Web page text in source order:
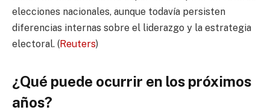
elecciones nacionales, aunque todavía persisten
diferencias internas sobre el liderazgo y la estrategia
electoral. (Reuters)
¿Qué puede ocurrir en los próximos
años?